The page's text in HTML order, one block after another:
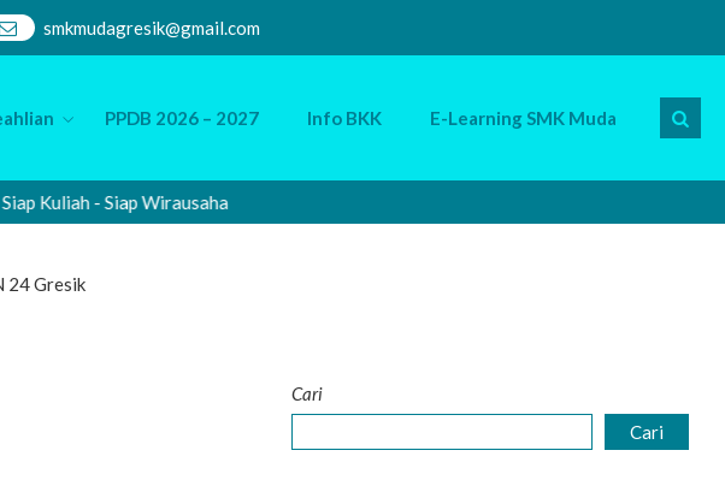
smkmudagresik@gmail.com
PPDB 2026 – 2027 Info BKK E-Learning SMK Muda
Kuliah - Siap Wirausaha
24 Gresik
Cari
Cari